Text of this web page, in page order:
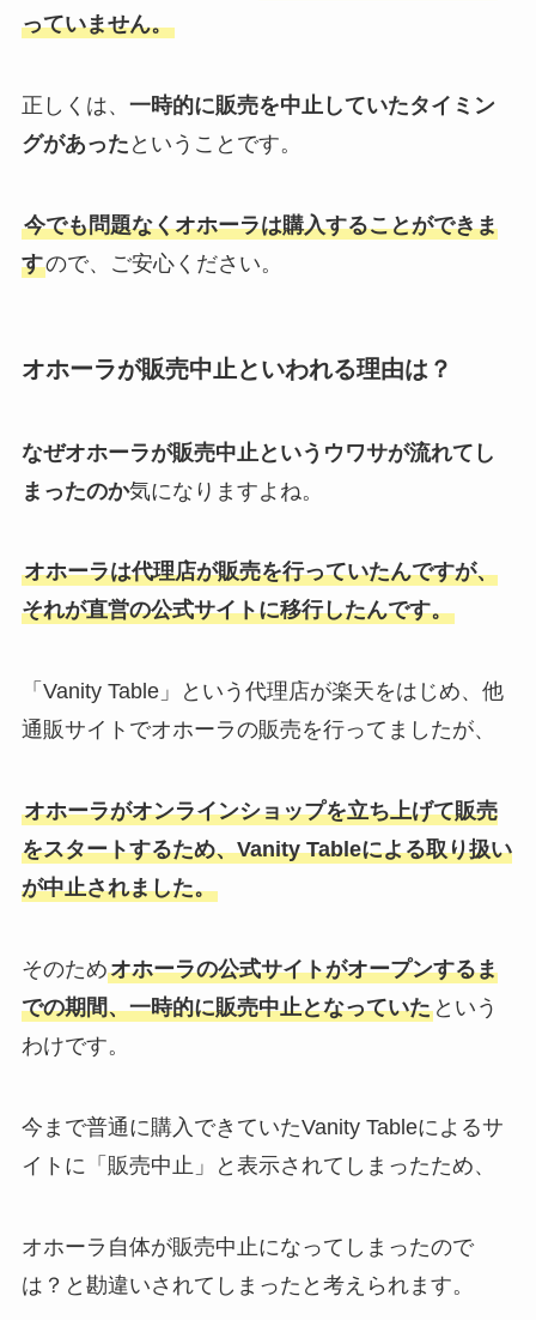
っていません。
正しくは、 一時的に販売を中止していたタイミン
グがあった ということです。
今でも問題なくオホーラは購入することができま
すので、ご安心ください。
オホーラが販売中止といわれる理由は？
なぜオホーラが販売中止というウワサが流れてし
まったのか気になりますよね。
オホーラは代理店が販売を行っていたんですが、
それが直営の公式サイトに移行したんです。
「Vanity Table」という代理店が楽天をはじめ、他
通販サイトでオホーラの販売を行ってましたが、
オホーラがオンラインショップを立ち上げて販売
をスタートするため、Vanity Tableによる取り扱い
が中止されました。
そのためオホーラの公式サイトがオープンするま
での期間、一時的に販売中止となっていたという
わけです。
今まで普通に購入できていたVanity Tableによるサ
イトに「販売中止」と表示されてしまったため、
オホーラ自体が販売中止になってしまったので
は？と勘違いされてしまったと考えられます。